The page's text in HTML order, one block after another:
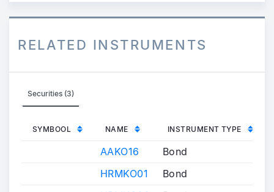
RELATED INSTRUMENTS
Securities (3)
SYMBOOL NAME INSTRUMENT TYPE
AAKO16
Bond
HRMKO01
Bond